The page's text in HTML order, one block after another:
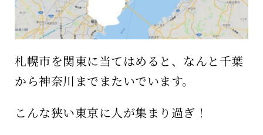
札幌市を関東に当てはめると、なんと千葉
から神奈川までまたいでいます。
こんな狭い東京に人が集まり過ぎ！